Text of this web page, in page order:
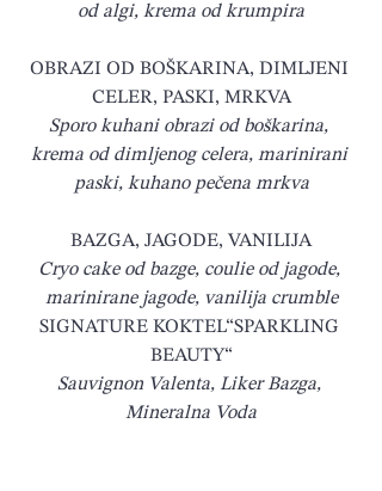
od algi, krema od krumpira
OBRAZI OD BOŠKARINA, DIMLJENI
CELER, PASKI, MRKVA
Sporo kuhani obrazi od boškarina,
krema od dimljenog celera, marinirani
paski, kuhano pečena mrkva
BAZGA, JAGODE, VANILIJA
Cryo cake od bazge, coulie od jagode,
marinirane jagode, vanilija crumble
SIGNATURE KOKTEL“SPARKLING
BEAUTY“
Sauvignon Valenta, Liker Bazga,
Mineralna Voda